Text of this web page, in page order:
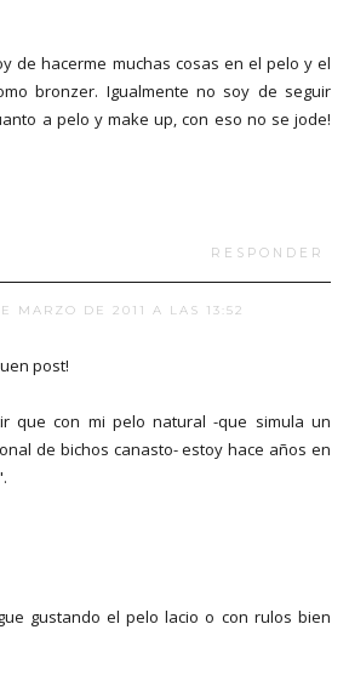
de hacerme muchas cosas en el pelo y el
bronzer. Igualmente no soy de seguir
a pelo y make up, con eso no se jode!
RESPONDER
MARZO DE 2011 A LAS 13:52
post!
que con mi pelo natural -que simula un
de bichos canasto- estoy hace años en
gustando el pelo lacio o con rulos bien